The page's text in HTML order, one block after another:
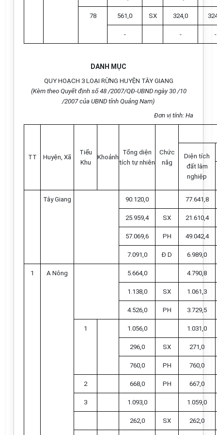
78 561,0 SX 324,0
- - -
DANH MỤC
QUY HOẠCH 3 LOẠI RỪNG HUYỆN TÂY GIANG
(Kèm theo Quyết định số 48 /2007/QĐ-UBND ngày 30 /10
/2007 của UBND tỉnh Quảng Nam)
Đơn vị tính: Ha
TT Huyện, Xã
Tiểu
Khu
Khoảnh
Tổng diện
tích tự nhiên
Chức
năg
Diện tích
đất lâm
nghiệp
Tây Giang 90.120,0 77.641,8
25.959,4 SX 21.610,4
57.069,6 PH 49.042,4
7.091,0 Đ D 6.989,0
1 A Nông 5.664,0 4.790,8
1.138,0 SX 1.061,3
4.526,0 PH 3.729,5
1 1.056,0 1.031,0
296,0 SX 271,0
760,0 PH 760,0
2 668,0 PH 667,0
3 1.093,0 1.059,0
262,0 SX 262,0